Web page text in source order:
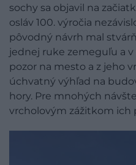
sochy sa objavil na
osláv 100. výročia
pôvodný návrh mal
jednej ruke zemeguľu a
pozor na mesto a z jeho
úchvatný výhľad na
hory. Pre mnohých
vrcholovým zážitkom ich